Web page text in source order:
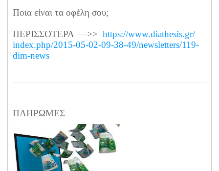
Ποια είναι τα οφέλη σου;
ΠΕΡΙΣΣΟΤΕΡΑ ==>> https://www.diathesis.gr/
index.php/2015-05-02-09-38-49/newsletters/119-
dim-news
ΠΛΗΡΩΜΕΣ